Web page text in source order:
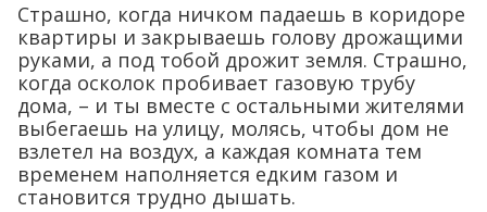
Страшно, когда ничком падаешь в коридоре
квартиры и закрываешь голову дрожащими
руками, а под тобой дрожит земля. Страшно,
когда осколок пробивает газовую трубу
дома, – и ты вместе с остальными жителями
выбегаешь на улицу, молясь, чтобы дом не
взлетел на воздух, а каждая комната тем
временем наполняется едким газом и
становится трудно дышать.